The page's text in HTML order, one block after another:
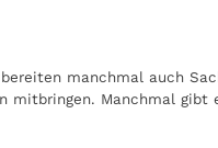
manchmal auch
mitbringen. Manchmal gibt